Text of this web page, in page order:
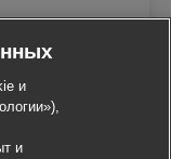
и
и